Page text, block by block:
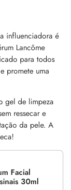
influenciadora é
Lancôme
para todos
promete uma
gel de limpeza
ressecar e
da pele. A
Facial
30ml